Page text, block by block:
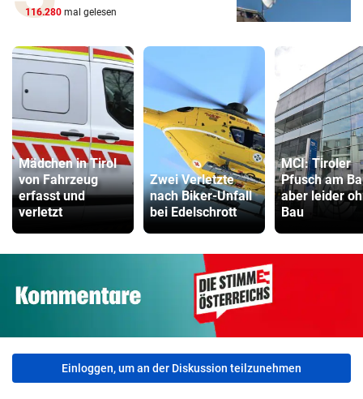
116.280 mal gelesen
Mädchen in Tirol
von Fahrzeug
erfasst und
verletzt
Zwei Verletzte
nach Biker-Unfall
bei Edelschrott
MCI: Tiroler
Pfusch am
aber leider
Bau
Einloggen, um an der Diskussion teilzunehmen